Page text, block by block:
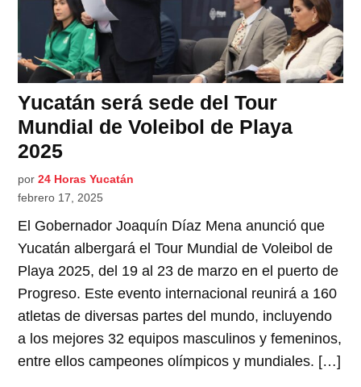
Yucatán será sede del Tour
Mundial de Voleibol de Playa
2025
por 24 Horas Yucatán
febrero 17, 2025
El Gobernador Joaquín Díaz Mena anunció que
Yucatán albergará el Tour Mundial de Voleibol de
Playa 2025, del 19 al 23 de marzo en el puerto de
Progreso. Este evento internacional reunirá a 160
atletas de diversas partes del mundo, incluyendo
a los mejores 32 equipos masculinos y femeninos,
entre ellos campeones olímpicos y mundiales. […]